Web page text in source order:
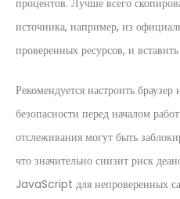
процентов. Лучше всего
источника, например, из
проверенных ресурсов, и
Рекомендуется настроить
безопасности перед началом
отслеживания могут быть
что значительно снизит риск
JavaScript для непроверенных